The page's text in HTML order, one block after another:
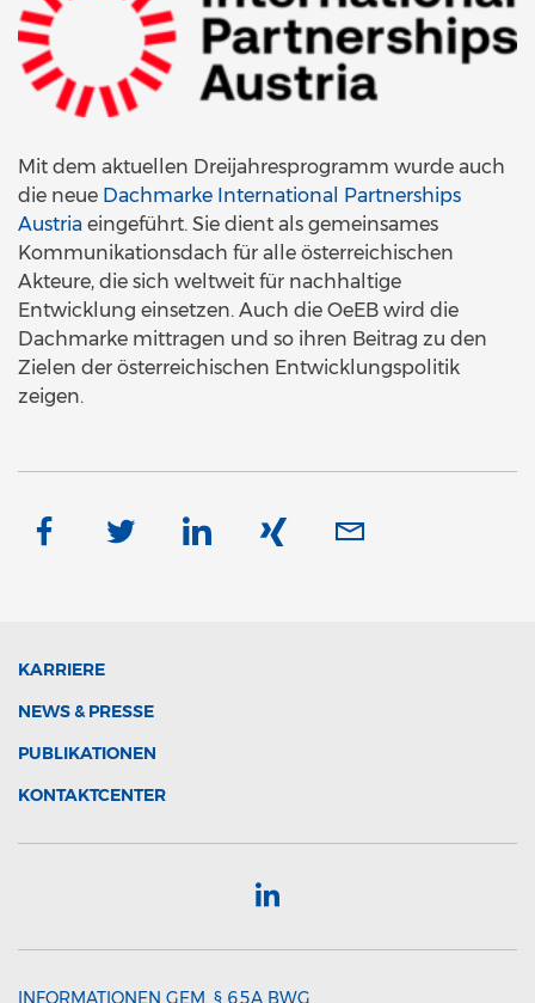
Mit dem aktuellen Dreijahresprogramm wurde auch
die neue Dachmarke International Partnerships
Austria eingeführt. Sie dient als gemeinsames
Kommunikationsdach für alle österreichischen
Akteure, die sich weltweit für nachhaltige
Entwicklung einsetzen. Auch die OeEB wird die
Dachmarke mittragen und so ihren Beitrag zu den
Zielen der österreichischen Entwicklungspolitik
zeigen.
KARRIERE
NEWS & PRESSE
PUBLIKATIONEN
KONTAKTCENTER
INFORMATIONEN GEM. § 65A BWG